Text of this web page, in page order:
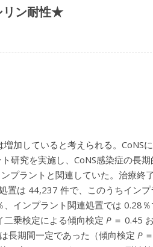
リン耐性★
加していると考えられる。CoNS
研究を実施し、CoNS感染症の長期
プラントと関連していた。治療終
置は 44,237 件で、このうちインプ
インプラント関連処置では 0.28％
乗検定による傾向検定 P＝ 0.45
長期間一定であった（傾向検定 P